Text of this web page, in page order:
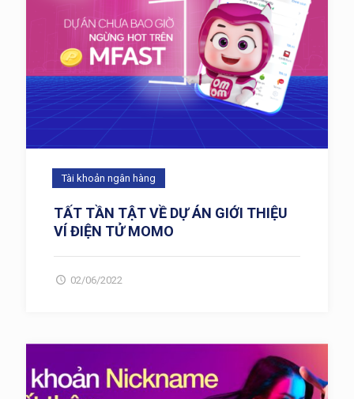
Tài khoản ngân hàng
TẤT TẦN TẬT VỀ DỰ ÁN GIỚI THIỆU
VÍ ĐIỆN TỬ MOMO
02/06/2022